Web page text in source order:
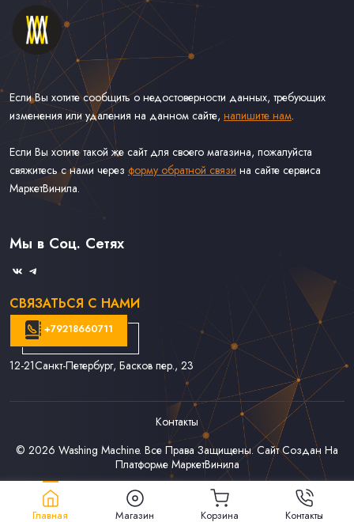
Если Вы хотите сообщить о недостоверности данных, требующих
изменения или удаления на данном сайте, напишите нам.
Если Вы хотите такой же сайт для своего магазина, пожалуйста
свяжитесь с нами через форму обратной связи на сайте сервиса
МаркетВинила.
Каталог Винила, CD и Кассет
Доставка и Оплата
Связаться С Нами
Мы в Соц. Сетях
СВЯЗАТЬСЯ С НАМИ
+79218660711
12-21Санкт-Петербург, Басков пер., 23
Контакты
© 2026 Washing Machine. Все Права Защищены. Сайт Создан На
Платформе МаркетВинила
Главная Магазин Корзина Контакты